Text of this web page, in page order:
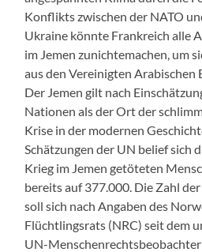
Konflikts zwischen der NATO
Ukraine könnte Frankreich alle
im Jemen zunichtemachen, um
aus den Vereinigten Arabischen
Der Jemen gilt nach
Nationen als der Ort der
Krise in der modernen
Schätzungen der UN belief sich
Krieg im Jemen getöteten
bereits auf 377.000. Die Zahl
soll sich nach Angaben des
Flüchtlingsrats (NRC) seit dem
UN-